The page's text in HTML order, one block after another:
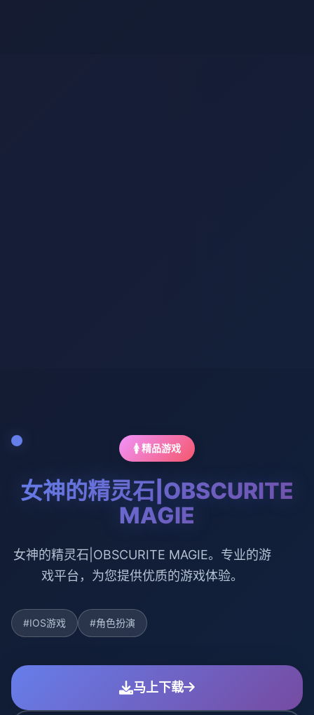
🚺 精品游戏
女神的精灵石|OBSCURITE
MAGIE
女神的精灵石|OBSCURITE MAGIE。专业的游
戏平台，为您提供优质的游戏体验。
#IOS游戏 #角色扮演
马上下载